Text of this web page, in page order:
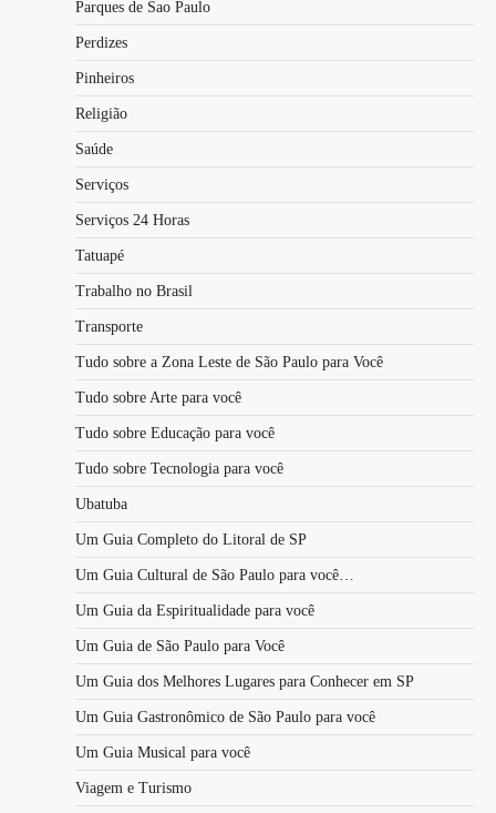
Parques de Sao Paulo
Perdizes
Pinheiros
Religião
Saúde
Serviços
Serviços 24 Horas
Tatuapé
Trabalho no Brasil
Transporte
Tudo sobre a Zona Leste de São Paulo para Você
Tudo sobre Arte para você
Tudo sobre Educação para você
Tudo sobre Tecnologia para você
Ubatuba
Um Guia Completo do Litoral de SP
Um Guia Cultural de São Paulo para você…
Um Guia da Espiritualidade para você
Um Guia de São Paulo para Você
Um Guia dos Melhores Lugares para Conhecer em SP
Um Guia Gastronômico de São Paulo para você
Um Guia Musical para você
Viagem e Turismo